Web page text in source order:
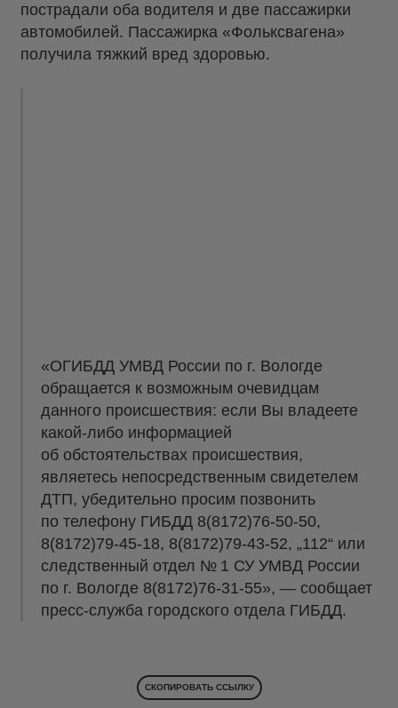
пострадали оба водителя и две пассажирки
автомобилей. Пассажирка «Фольксвагена»
получила тяжкий вред здоровью.
«ОГИБДД УМВД России по г. Вологде
обращается к возможным очевидцам
данного происшествия: если Вы владеете
какой-либо информацией
об обстоятельствах происшествия,
являетесь непосредственным свидетелем
ДТП, убедительно просим позвонить
по телефону ГИБДД 8(8172)76-50-50,
8(8172)79-45-18, 8(8172)79-43-52, „112“ или
следственный отдел № 1 СУ УМВД России
по г. Вологде 8(8172)76-31-55», — сообщает
пресс-служба городского отдела ГИБДД.
СКОПИРОВАТЬ ССЫЛКУ